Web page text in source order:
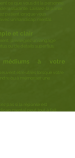
ce que vous dit la personne
rassurante. Laissez-la parler
patient lorsque vous
un handicap mental.
et clair
privilégiez un langage
ou de détails superflus.
à votre
être utiles lorsque votre
ou à mémoriser une
pas si la réponse est
mental peut tout à fait